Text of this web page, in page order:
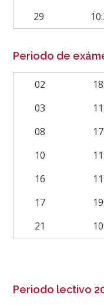
29
Periodo de
02
03
08
10
16
17
21
Periodo lectivo